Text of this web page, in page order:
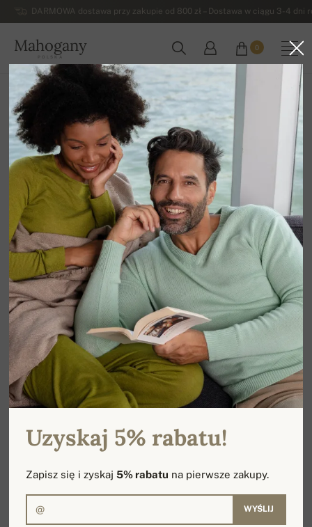
DARMOWA dostawa przy zakupie od 800 zł – Dostawa w ciągu 3-4
Mahogany
POLSKA
0
Strona główna Wyprzedaz Damskie swetry
Uzyskaj 5% rabatu!
Zapisz się i zyskaj5% rabatu na pierwsze zakupy.
WYŚLIJ